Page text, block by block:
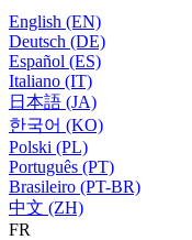
English (EN)
Deutsch (DE)
Español (ES)
Italiano (IT)
日本語 (JA)
한국어 (KO)
Polski (PL)
Português (PT)
Brasileiro (PT-BR)
中文 (ZH)
FR